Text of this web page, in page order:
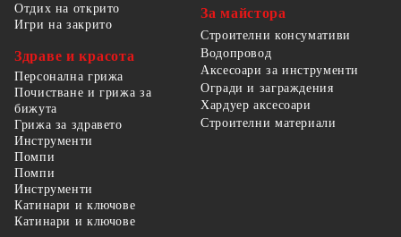
Отдих на открито
Игри на закрито
Здраве и красота
Персонална грижа
Почистване и грижа за
бижута
Грижа за здравето
За майстора
Строителни консумативи
Водопровод
Аксесоари за инструменти
Огради и заграждения
Хардуер аксесоари
Строителни материали
Инструменти
Помпи
Помпи
Инструменти
Катинари и ключове
Катинари и ключове